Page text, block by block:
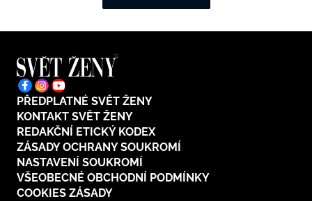
PŘEDPLATNÉ SVĚT ŽENY
KONTAKT SVĚT ŽENY
REDAKČNÍ ETICKÝ KODEX
ZÁSADY OCHRANY SOUKROMÍ
NASTAVENÍ SOUKROMÍ
VŠEOBECNÉ OBCHODNÍ PODMÍNKY
COOKIES ZÁSADY